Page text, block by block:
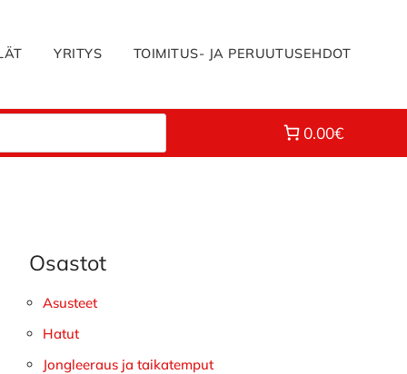
YRITYS TOIMITUS- JA PERUUTUSEHDOT
0.00€
Ensisijainen
sivupalkki
Osastot
Asusteet
Hatut
Jongleeraus ja taikatemput